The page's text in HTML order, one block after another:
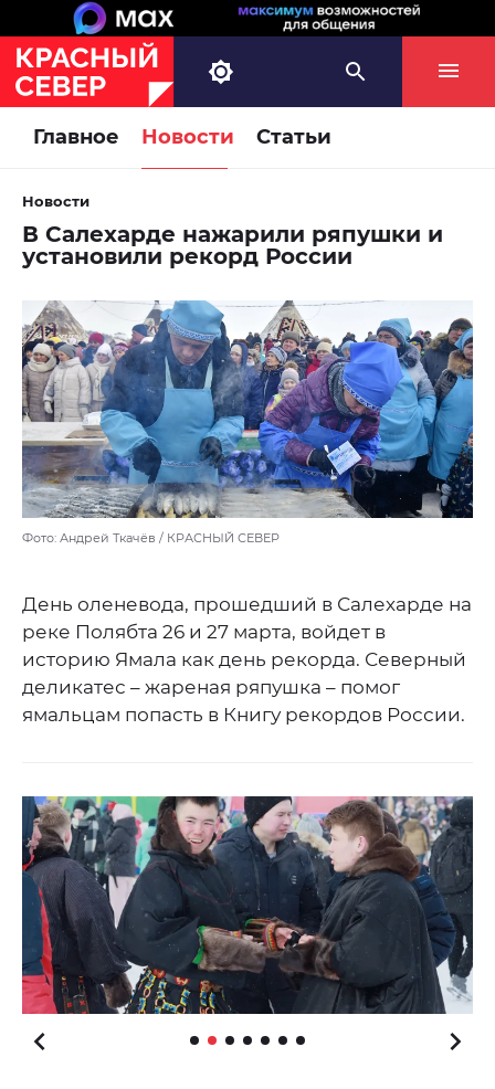
Главное Новости Статьи
Новости
В Салехарде нажарили ряпушки и
установили рекорд России
Фото: Андрей Ткачёв / КРАСНЫЙ СЕВЕР
День оленевода, прошедший в Салехарде на
реке Полябта 26 и 27 марта, войдет в
историю Ямала как день рекорда. Северный
деликатес – жареная ряпушка – помог
ямальцам попасть в Книгу рекордов России.